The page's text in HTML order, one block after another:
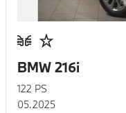
BMW 216i
122 PS
05.2025